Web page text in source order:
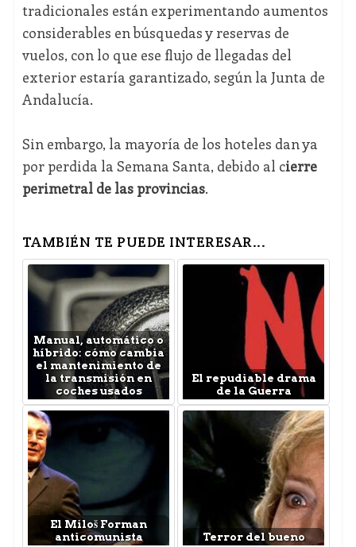
tradicionales están experimentando aumentos
considerables en búsquedas y reservas de
vuelos, con lo que ese flujo de llegadas del
exterior estaría garantizado, según la Junta de
Andalucía.
Sin embargo, la mayoría de los hoteles dan ya
por perdida la Semana Santa, debido al cierre
perimetral de las provincias.
TAMBIÉN TE PUEDE INTERESAR...
Manual, automático o
híbrido: cómo cambia
el mantenimiento de
la transmisión en
coches usados
El repudiable drama
de la Guerra
El Miloš Forman
anticomunista
Terror del bueno